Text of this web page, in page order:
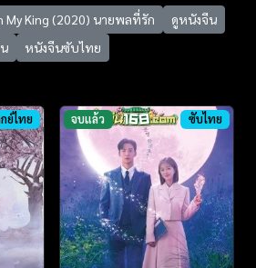
My King (2020) นายพลที่รัก
ดูหนังจีน
หนังจีนซับไทย
ย์ไทย จบแล้ว ซับไทย